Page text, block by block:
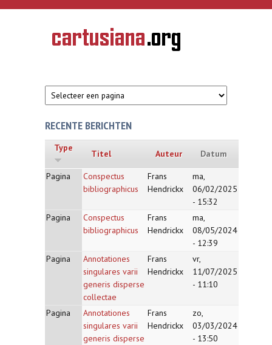
Overslaan en naar de inhoud gaan
CARTUSIANA
Geschiedenis
van de
RECENTE BERICHTEN
Type
Titel Auteur Datum
Pagina
Conspectus
bibliographicus
Frans
Hendrickx
ma,
06/02/2025
- 15:32
Pagina
Conspectus
bibliographicus
Frans
Hendrickx
ma,
08/05/2024
- 12:39
Pagina
Annotationes
singulares varii
generis disperse
collectae
Frans
Hendrickx
vr,
11/07/2025
- 11:10
Pagina
Annotationes
singulares varii
generis disperse
Frans
Hendrickx
zo,
03/03/2024
- 13:50